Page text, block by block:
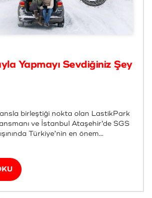
Yapmayı Sevdiğiniz Şey
birleştiği nokta olan LastikPark
ve İstanbul Ataşehir’de SGS
Türkiye’nin en önem...